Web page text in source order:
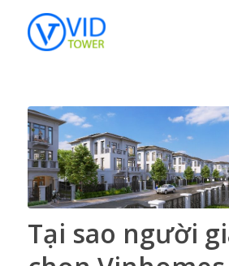
Tại sao người